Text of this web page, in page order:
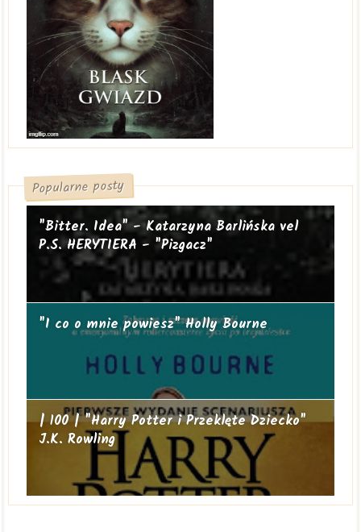
Popularne posty
"Bitter. Idea" - Katarzyna Barlińska vel
P.S. HERYTIERA - "Pizgacz"
"I co o mnie powiesz" Holly Bourne
| 100 | "Harry Potter i Przeklęte Dziecko"
J.K. Rowling